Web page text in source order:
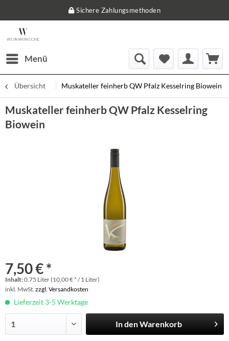
Sichere Zahlungsmethoden
Menü
Übersicht Muskateller feinherb QW Pfalz Kesselring Biowein
Muskateller feinherb QW Pfalz Kesselring
Biowein
7,50 € *
Inhalt:0.75 Liter (10,00 € * / 1 Liter)
inkl. MwSt. zzgl. Versandkosten
Lieferzeit 3-5 Werktage
In denWarenkorb